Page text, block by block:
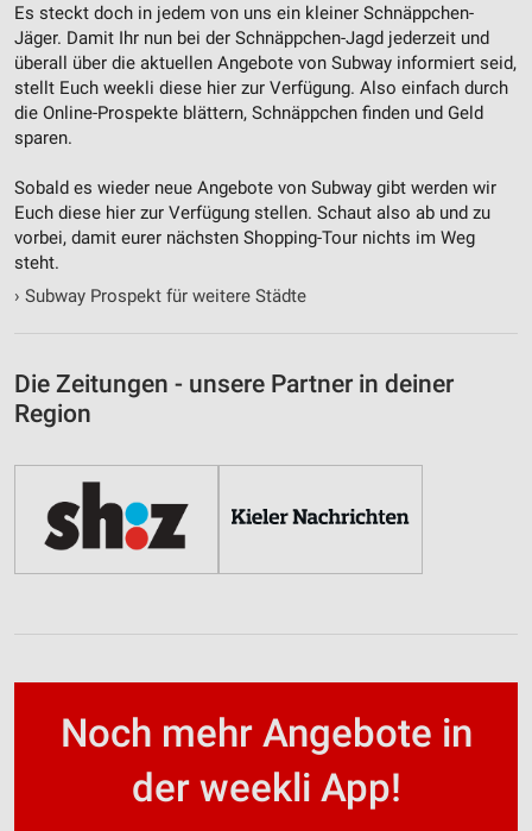
Es steckt doch in jedem von uns ein kleiner Schnäppchen-
Jäger. Damit Ihr nun bei der Schnäppchen-Jagd jederzeit und
überall über die aktuellen Angebote von Subway informiert seid,
stellt Euch weekli diese hier zur Verfügung. Also einfach durch
die Online-Prospekte blättern, Schnäppchen finden und Geld
sparen.
Sobald es wieder neue Angebote von Subway gibt werden wir
Euch diese hier zur Verfügung stellen. Schaut also ab und zu
vorbei, damit eurer nächsten Shopping-Tour nichts im Weg
steht.
› Subway Prospekt für weitere Städte
Die Zeitungen - unsere Partner in deiner
Region
Noch mehr Angebote in
der weekli App!